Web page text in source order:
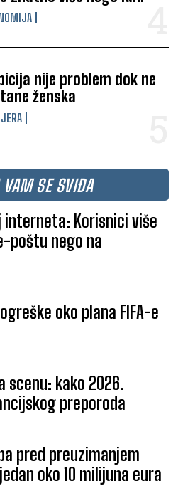
nije problem dok ne
ženska
VAM SE SVIĐA
interneta: Korisnici više
poštu nego na
oko plana FIFA-e
scenu: kako 2026.
preporoda
pred preuzimanjem
oko 10 milijuna eura